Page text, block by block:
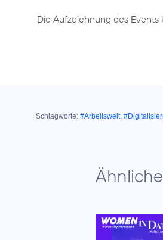
Die Aufzeichnung des
Schlagworte: #Arbeitswelt,